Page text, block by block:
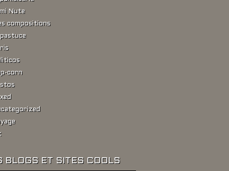
Nute
compositions
corn
BLOGS ET SITES COOLS